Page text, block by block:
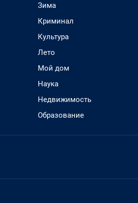
Зима
Криминал
Культура
Лето
Мой дом
Наука
Недвижимость
Образование